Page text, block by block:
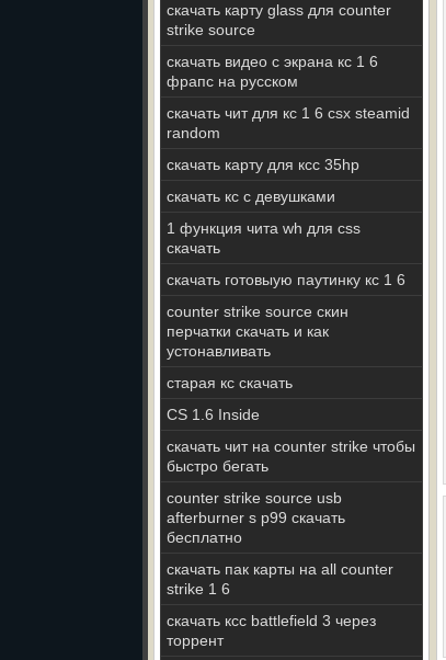
скачать карту glass для counter
strike source
скачать видео с экрана кс 1 6
фрапс на русском
скачать чит для кс 1 6 csx steamid
random
скачать карту для ксс 35hp
скачать кс с девушками
1 функция чита wh для css
скачать
скачать готовыую паутинку кс 1 6
counter strike source скин
перчатки скачать и как
устонавливать
старая кс скачать
CS 1.6 Inside
скачать чит на counter strike чтобы
быстро бегать
counter strike source usb
afterburner s p99 скачать
бесплатно
скачать пак карты на all counter
strike 1 6
скачать ксс battlefield 3 через
торрент